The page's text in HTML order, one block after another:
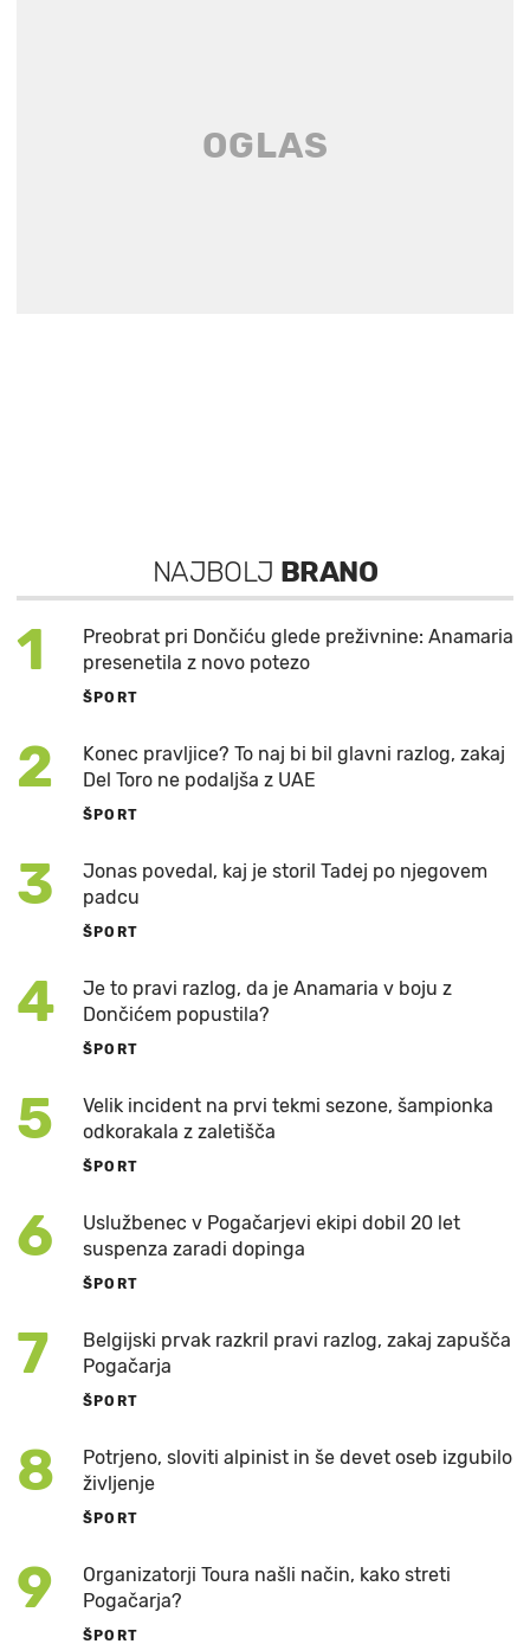
NAJBOLJ BRANO
1
Preobrat pri Dončiću glede preživnine: Anamaria
presenetila z novo potezo
ŠPORT
2
Konec pravljice? To naj bi bil glavni razlog, zakaj
Del Toro ne podaljša z UAE
ŠPORT
3
Jonas povedal, kaj je storil Tadej po njegovem
padcu
ŠPORT
4
Je to pravi razlog, da je Anamaria v boju z
Dončićem popustila?
ŠPORT
5
Velik incident na prvi tekmi sezone, šampionka
odkorakala z zaletišča
ŠPORT
6
Uslužbenec v Pogačarjevi ekipi dobil 20 let
suspenza zaradi dopinga
ŠPORT
7
Belgijski prvak razkril pravi razlog, zakaj zapušča
Pogačarja
ŠPORT
8
Potrjeno, sloviti alpinist in še devet oseb izgubilo
življenje
ŠPORT
9
Organizatorji Toura našli način, kako streti
Pogačarja?
ŠPORT